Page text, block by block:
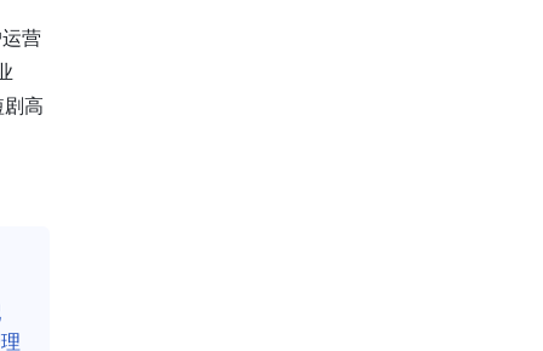
营
高